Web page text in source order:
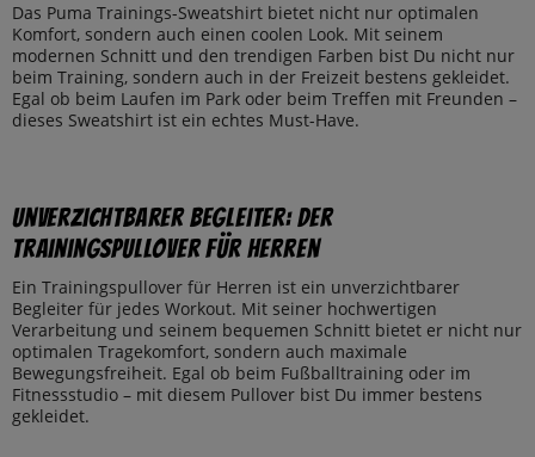
Das Puma Trainings-Sweatshirt bietet nicht nur optimalen
Komfort, sondern auch einen coolen Look. Mit seinem
modernen Schnitt und den trendigen Farben bist Du nicht nur
beim Training, sondern auch in der Freizeit bestens gekleidet.
Egal ob beim Laufen im Park oder beim Treffen mit Freunden –
dieses Sweatshirt ist ein echtes Must-Have.
Unverzichtbarer Begleiter: Der
Trainingspullover für Herren
Ein Trainingspullover für Herren ist ein unverzichtbarer
Begleiter für jedes Workout. Mit seiner hochwertigen
Verarbeitung und seinem bequemen Schnitt bietet er nicht nur
optimalen Tragekomfort, sondern auch maximale
Bewegungsfreiheit. Egal ob beim Fußballtraining oder im
Fitnessstudio – mit diesem Pullover bist Du immer bestens
gekleidet.